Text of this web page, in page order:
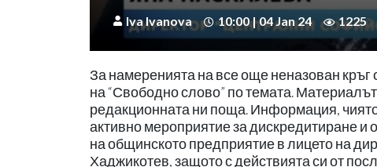
Iva Ivanova 10:00 | 04 Jan 24 1225
За намеренията на все още неназован
на “Свободно слово” по темата.
редакционната ни поща. Информация,
активно мероприятие за дискредитиране
на общинското предприятие в лицето на
Хаджикотев, защото с действията си от